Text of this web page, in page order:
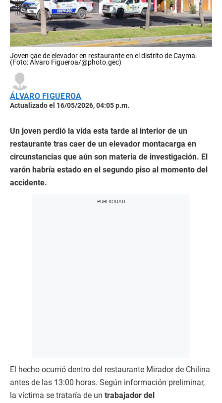
Joven cae de elevador en restaurante en el distrito de Cayma.
(Foto: Álvaro Figueroa/@photo.gec)
ÁLVARO FIGUEROA
Actualizado el 16/05/2026, 04:05 p.m.
Un joven perdió la vida esta tarde al interior de un
restaurante tras caer de un elevador montacarga en
circunstancias que aún son materia de investigación. El
varón habría estado en el segundo piso al momento del
accidente.
El hecho ocurrió dentro del restaurante Mirador de Chilina
antes de las 13:00 horas. Según información preliminar,
la víctima se trataría de un trabajador del